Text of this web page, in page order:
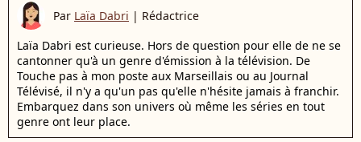
Par Laïa Dabri | Rédactrice
Laïa Dabri est curieuse. Hors de question pour elle de ne se
cantonner qu'à un genre d'émission à la télévision. De
Touche pas à mon poste aux Marseillais ou au Journal
Télévisé, il n'y a qu'un pas qu'elle n'hésite jamais à franchir.
Embarquez dans son univers où même les séries en tout
genre ont leur place.